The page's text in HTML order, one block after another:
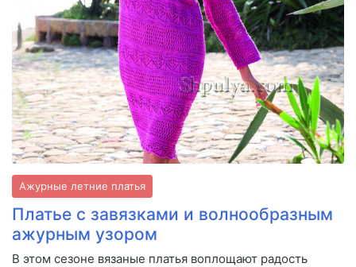
Ажурные летние платья
Платье с завязками и волнообразным
ажурным узором
В этом сезоне вязаные платья воплощают радость